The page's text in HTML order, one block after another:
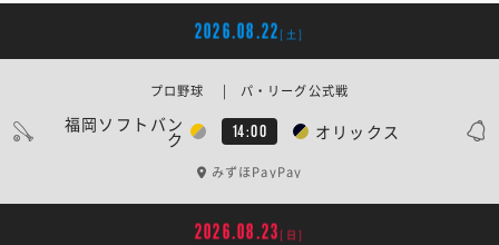
2026.08.22 [土]
福岡ソフトバン
ク 14:00 オリックス
プロ野球 | パ・リーグ公式戦
みずほPayPay
2026.08.23 [日]